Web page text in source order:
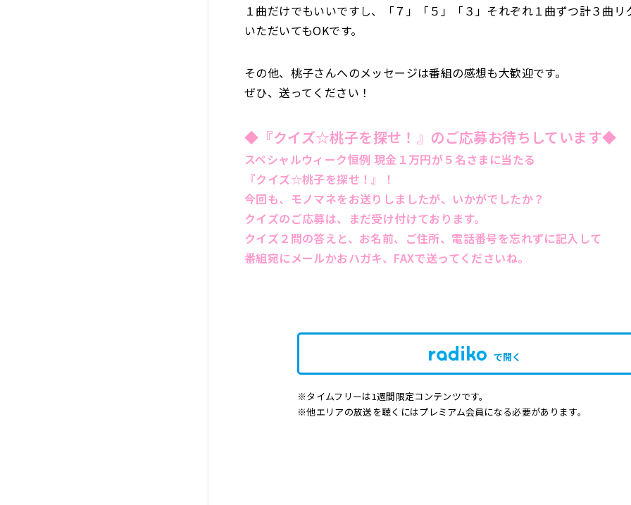
１曲だけでもいいですし、「７」「５」「３」それぞれ１曲ずつ計３曲リ
いただいてもOKです。
その他、桃子さんへのメッセージは番組の感想も大歓迎です。
ぜひ、送ってください！
◆ 『クイズ☆桃子を探せ！』のご応募お待ちしています◆
スペシャルウィーク恒例 現金１万円が５名さまに当たる
『クイズ☆桃子を探せ！』！
今回も、モノマネをお送りしましたが、いかがでしたか？
クイズのご応募は、まだ受け付けております。
クイズ２問の答えと、お名前、ご住所、電話番号を忘れずに記入して
番組宛にメールかおハガキ、FAXで送ってくださいね。
で開く
※タイムフリーは1週間限定コンテンツです。
※他エリアの放送を聴くにはプレミアム会員になる必要があります。